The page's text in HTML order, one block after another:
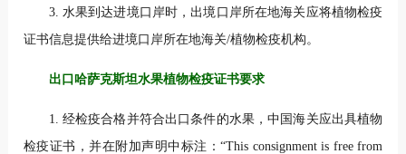
3. 水果到达进境口岸时，出境口岸所在地海关应将植物检疫
证书信息提供给进境口岸所在地海关/植物检疫机构。
出口哈萨克斯坦水果植物检疫证书要求
1. 经检疫合格并符合出口条件的水果，中国海关应出具植物
检疫证书，并在附加声明中标注：“This consignment is free from